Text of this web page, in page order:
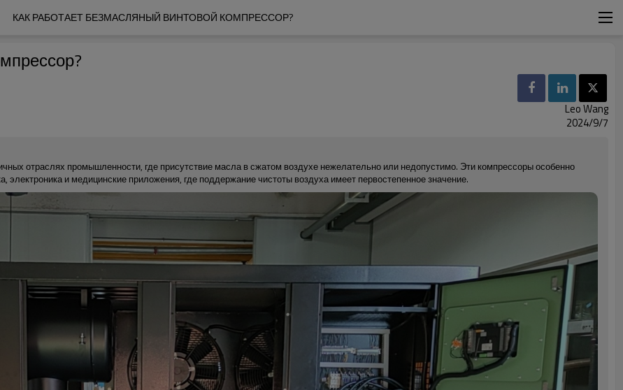
КАК РАБОТАЕТ БЕЗМАСЛЯНЫЙ ВИНТОВОЙ КОМПРЕССОР?
Leo Wang
2024/9/7
отраслях промышленности, где присутствие масла в сжатом воздухе нежелательно или недопустимо. Эти компрессоры особенно
и медицинские приложения, где поддержание чистоты воздуха имеет первостепенное значение.